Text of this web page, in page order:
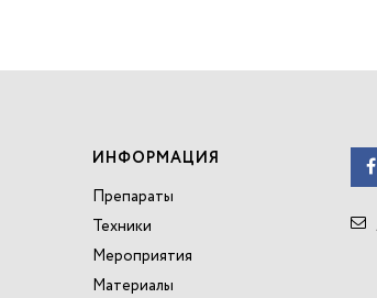
ИНФОРМАЦИЯ
Препараты
Техники
Мероприятия
Материалы